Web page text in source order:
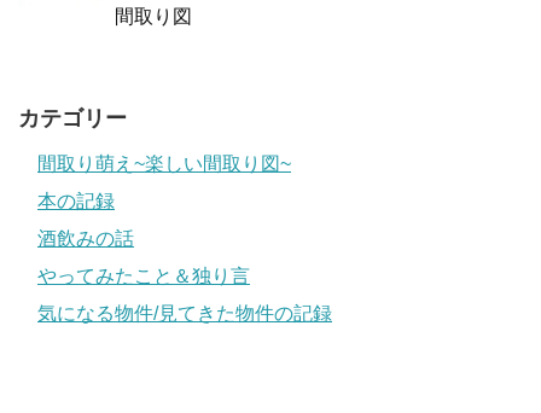
間取り図
カテゴリー
間取り萌え~楽しい間取り図~
本の記録
酒飲みの話
やってみたこと＆独り言
気になる物件/見てきた物件の記録